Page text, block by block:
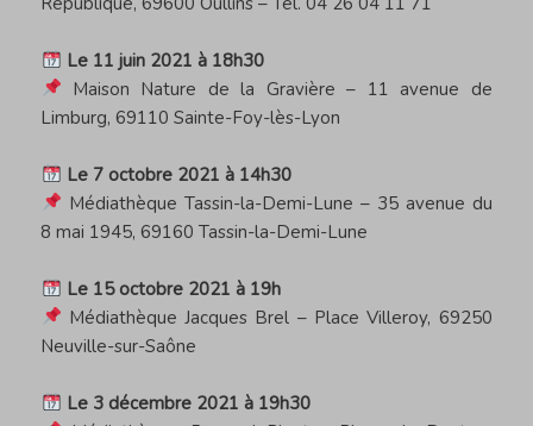
Le 11 juin 2021 à 18h30
Maison Nature de la Gravière – 11 avenue de
Limburg, 69110 Sainte-Foy-lès-Lyon
Le 7 octobre 2021 à 14h30
Médiathèque Tassin-la-Demi-Lune – 35 avenue du
8 mai 1945, 69160 Tassin-la-Demi-Lune
Le 15 octobre 2021 à 19h
Médiathèque Jacques Brel – Place Villeroy, 69250
Neuville-sur-Saône
Le 3 décembre 2021 à 19h30